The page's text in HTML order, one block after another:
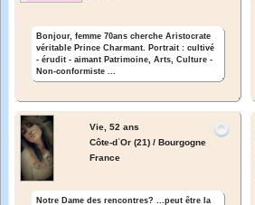
Bonjour, femme 70ans cherche Aristocrate
véritable Prince Charmant. Portrait : cultivé
- érudit - aimant Patrimoine, Arts, Culture -
Non-conformiste ...
Vie, 52 ans
Côte-dʾOr (21) / Bourgogne
France
Notre Dame des rencontres? ...peut être la